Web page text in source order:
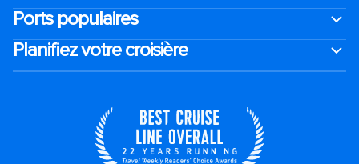
Ports populaires
Planifiez votre croisière